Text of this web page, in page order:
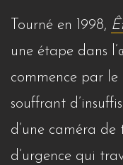
Tourné en 1998,
une étape dans
commence par le
souffrant
d’une caméra
d’urgence qui